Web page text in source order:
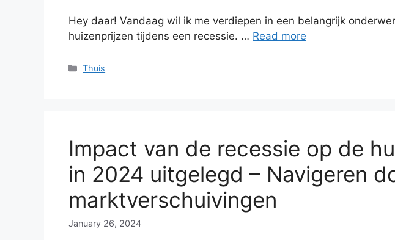
Hey daar! Vandaag wil ik me verdiepen in een belangrijk
huizenprijzen tijdens een recessie. … Read more
Categories
Thuis
Impact van de recessie op de
in 2024 uitgelegd – Navigeren
marktverschuivingen
January 26, 2024